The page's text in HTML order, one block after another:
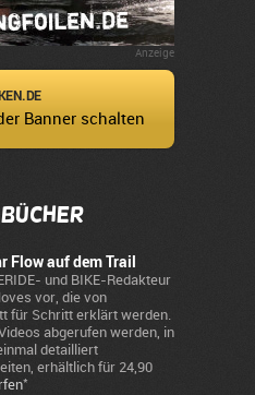
Anzeige
Banner schalten
Flow auf dem Trail
und BIKE-Redakteur
vor, die von
für Schritt erklärt werden.
abgerufen werden, in
detailliert
erhältlich für 24,90
*